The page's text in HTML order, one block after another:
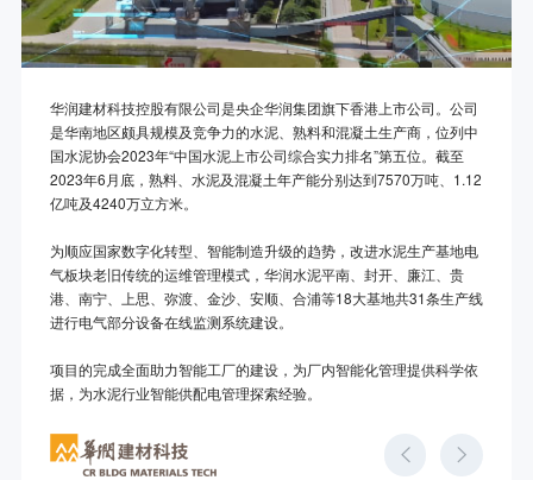
华润建材科技控股有限公司是央企华润集团旗下香港上市公司。公司
是华南地区颇具规模及竞争力的水泥、熟料和混凝土生产商，位列中
国水泥协会2023年“中国水泥上市公司综合实力排名”第五位。截至
2023年6月底，熟料、水泥及混凝土年产能分别达到7570万吨、1.12
亿吨及4240万立方米。
为顺应国家数字化转型、智能制造升级的趋势，改进水泥生产基地电
气板块老旧传统的运维管理模式，华润水泥平南、封开、廉江、贵
港、南宁、上思、弥渡、金沙、安顺、合浦等18大基地共31条生产线
进行电气部分设备在线监测系统建设。
项目的完成全面助力智能工厂的建设，为厂内智能化管理提供科学依
据，为水泥行业智能供配电管理探索经验。